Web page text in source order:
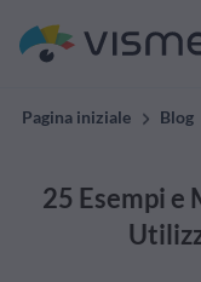
Pagina iniziale Blog
25 Esempi e